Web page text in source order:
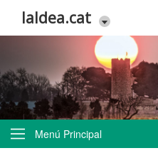
laldea.cat
Menú Principal